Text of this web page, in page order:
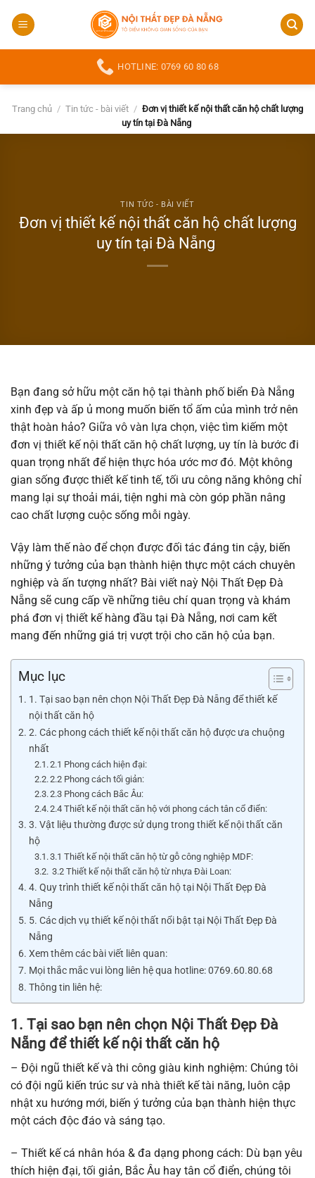
qua
HOTLINE: 0769 60 80 68
Trang chủ / Tin tức - bài viết / Đơn vị thiết kế nội thất căn hộ chất lượng
uy tín tại Đà Nẵng
TIN TỨC - BÀI VIẾT
Đơn vị thiết kế nội thất căn hộ chất lượng
uy tín tại Đà Nẵng
Bạn đang sở hữu một căn hộ tại thành phố biển Đà Nẵng
xinh đẹp và ấp ủ mong muốn biến tổ ấm của mình trở nên
thật hoàn hảo? Giữa vô vàn lựa chọn, việc tìm kiếm một
đơn vị thiết kế nội thất căn hộ chất lượng, uy tín là bước đi
quan trọng nhất để hiện thực hóa ước mơ đó. Một không
gian sống được thiết kế tinh tế, tối ưu công năng không chỉ
mang lại sự thoải mái, tiện nghi mà còn góp phần nâng
cao chất lượng cuộc sống mỗi ngày.
Vậy làm thế nào để chọn được đối tác đáng tin cậy, biến
những ý tưởng của bạn thành hiện thực một cách chuyên
nghiệp và ấn tượng nhất? Bài viết naỳ Nội Thất Đẹp Đà
Nẵng sẽ cung cấp về những tiêu chí quan trọng và khám
phá đơn vị thiết kế hàng đầu tại Đà Nẵng, nơi cam kết
mang đến những giá trị vượt trội cho căn hộ của bạn.
Mục lục
1. Tại sao bạn nên chọn Nội Thất Đẹp Đà Nẵng để thiết kế
nội thất căn hộ
2. Các phong cách thiết kế nội thất căn hộ được ưa chuộng
nhất
2.1 Phong cách hiện đại:
2.2 Phong cách tối giản:
2.3 Phong cách Bắc Âu:
2.4 Thiết kế nội thất căn hộ với phong cách tân cổ điển:
3. Vật liệu thường được sử dụng trong thiết kế nội thất căn
hộ
3.1 Thiết kế nội thất căn hộ từ gỗ công nghiệp MDF:
3.2 Thiết kế nội thất căn hộ từ nhựa Đài Loan:
4. Quy trình thiết kế nội thất căn hộ tại Nội Thất Đẹp Đà
Nẵng
5. Các dịch vụ thiết kế nội thất nổi bật tại Nội Thất Đẹp Đà
Nẵng
Xem thêm các bài viết liên quan:
Mọi thắc mắc vui lòng liên hệ qua hotline: 0769.60.80.68
Thông tin liên hệ:
1. Tại sao bạn nên chọn Nội Thất Đẹp Đà
Nẵng để thiết kế nội thất căn hộ
– Đội ngũ thiết kế và thi công giàu kinh nghiệm: Chúng tôi
có đội ngũ kiến trúc sư và nhà thiết kế tài năng, luôn cập
nhật xu hướng mới, biến ý tưởng của bạn thành hiện thực
một cách độc đáo và sáng tạo.
– Thiết kế cá nhân hóa & đa dạng phong cách: Dù bạn yêu
thích hiện đại, tối giản, Bắc Âu hay tân cổ điển, chúng tôi